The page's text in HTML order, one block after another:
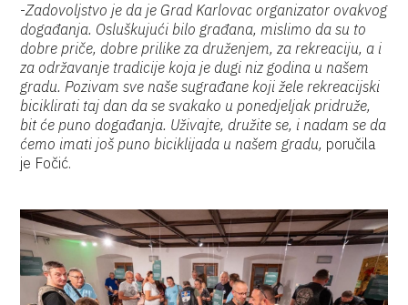
-Zadovoljstvo je da je Grad Karlovac organizator ovakvog
događanja. Osluškujući bilo građana, mislimo da su to
dobre priče, dobre prilike za druženjem, za rekreaciju, a i
za održavanje tradicije koja je dugi niz godina u našem
gradu. Pozivam sve naše sugrađane koji žele rekreacijski
biciklirati taj dan da se svakako u ponedjeljak pridruže,
bit će puno događanja. Uživajte, družite se, i nadam se da
ćemo imati još puno biciklijada u našem gradu, poručila
je Fočić.